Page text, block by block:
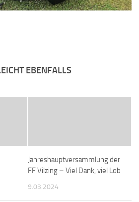
EBENFALLS
Jahreshauptversammlung der
FF Vilzing – Viel Dank, viel Lob
9.03.2024